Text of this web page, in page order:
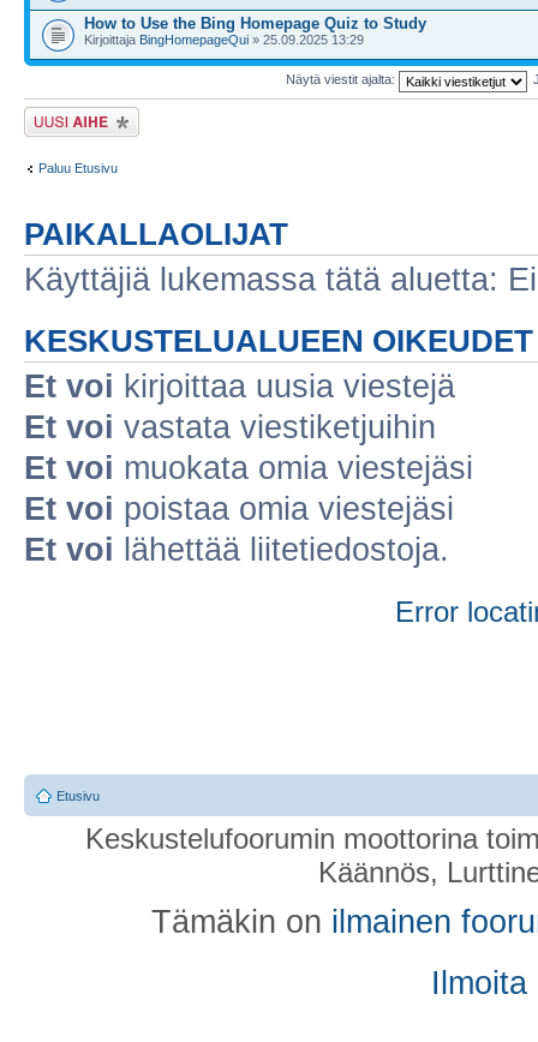
How to Use the Bing Homepage Quiz to Study
Kirjoittaja BingHomepageQui » 25.09.2025 13:29
Näytä viestit ajalta:
Lähetä uusi viesti
Paluu Etusivu
PAIKALLAOLIJAT
Käyttäjiä lukemassa tätä aluetta:
KESKUSTELUALUEEN OIKEUDET
Et voi kirjoittaa uusia viestejä
Et voi vastata viestiketjuihin
Et voi muokata omia viestejäsi
Et voi poistaa omia viestejäsi
Et voi lähettää liitetiedostoja.
Error
Etusivu
Keskustelufoorumin moottorina
Käännös,
Tämäkin on ilmainen